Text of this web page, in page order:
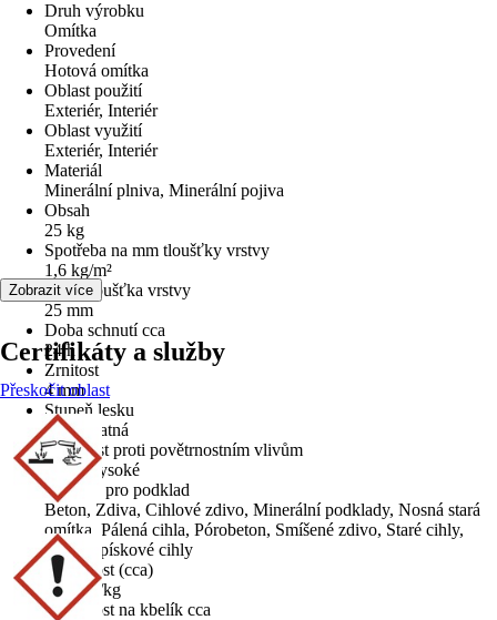
Druh výrobku
Omítka
Provedení
Hotová omítka
Oblast použití
Exteriér, Interiér
Oblast využití
Exteriér, Interiér
Materiál
Minerální plniva, Minerální pojiva
Obsah
25 kg
Spotřeba na mm tloušťky vrstvy
1,6 kg/m²
Max. tloušťka vrstvy
25 mm
Doba schnutí cca
24 h
Zrnitost
4 mm
Stupeň lesku
Extra matná
Odolnost proti povětrnostním vlivům
Velmi vysoké
Vhodné pro podklad
Beton, Zdiva, Cihlové zdivo, Minerální podklady, Nosná stará
omítka, Pálená cihla, Pórobeton, Smíšené zdivo, Staré cihly,
Vápenopískové cihly
Vydatnost (cca)
0,06 m²/kg
Vydatnost na kbelík cca
Zobrazit více
Certifikáty a služby
Přeskočit oblast